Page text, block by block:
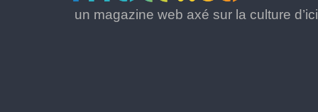
un magazine web axé sur la culture d’ici